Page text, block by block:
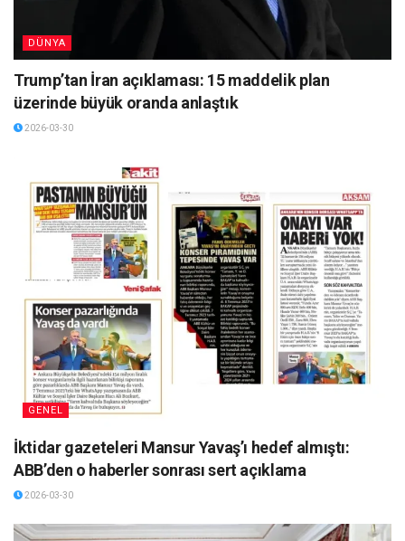
DÜNYA
Trump’tan İran açıklaması: 15 maddelik plan
üzerinde büyük oranda anlaştık
2026-03-30
GENEL
İktidar gazeteleri Mansur Yavaş’ı hedef almıştı:
ABB’den o haberler sonrası sert açıklama
2026-03-30